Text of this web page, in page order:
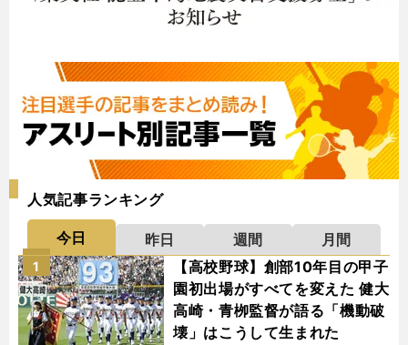
人気記事ランキング
今日 昨日 週間
月間
【高校野球】創部10年目の甲子
園初出場がすべてを変えた 健大
高崎・青栁監督が語る「機動破
壊」はこうして生まれた
1